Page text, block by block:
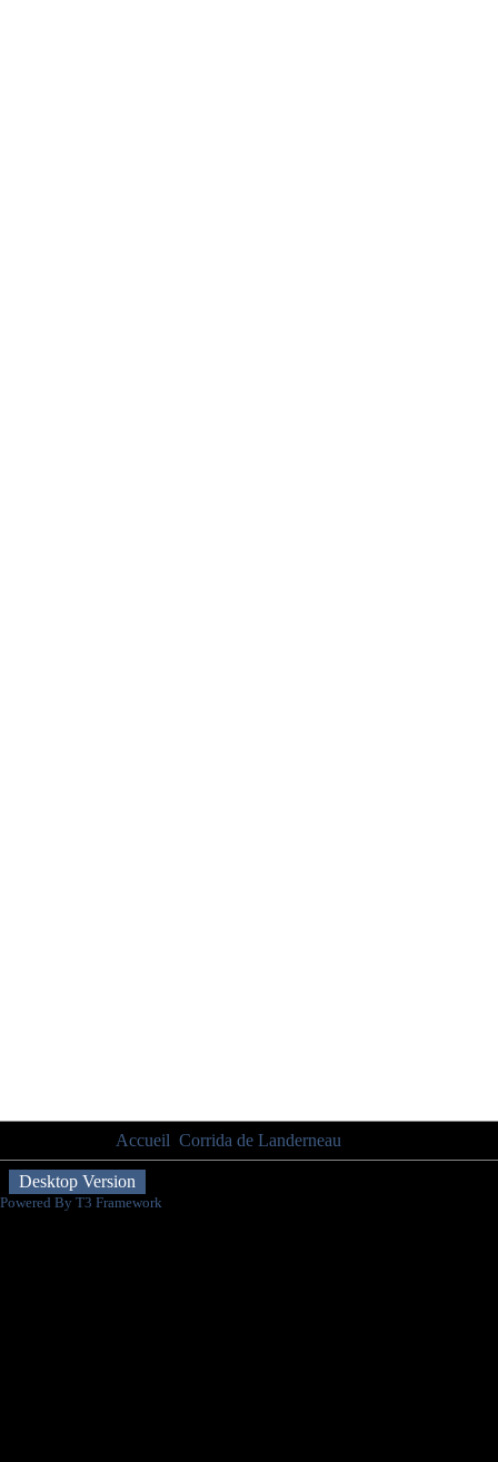
Accueil Corrida de Landerneau
Desktop Version
Powered By T3 Framework